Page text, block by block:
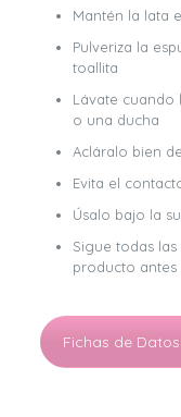
Mantén la lata
Pulveriza la
toallita
Lávate cuando
o una ducha
Acláralo bien
Evita el
Úsalo bajo la
Sigue todas
producto antes
Fichas de